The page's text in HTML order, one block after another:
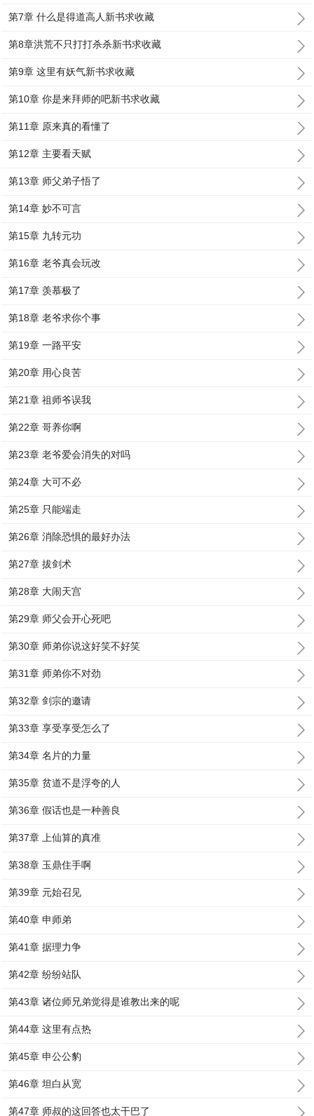
第7章 什么是得道高人新书求收藏
第8章洪荒不只打打杀杀新书求收藏
第9章 这里有妖气新书求收藏
第10章 你是来拜师的吧新书求收藏
第11章 原来真的看懂了
第12章 主要看天赋
第13章 师父弟子悟了
第14章 妙不可言
第15章 九转元功
第16章 老爷真会玩改
第17章 羡慕极了
第18章 老爷求你个事
第19章 一路平安
第20章 用心良苦
第21章 祖师爷误我
第22章 哥养你啊
第23章 老爷爱会消失的对吗
第24章 大可不必
第25章 只能端走
第26章 消除恐惧的最好办法
第27章 拔剑术
第28章 大闹天宫
第29章 师父会开心死吧
第30章 师弟你说这好笑不好笑
第31章 师弟你不对劲
第32章 剑宗的邀请
第33章 享受享受怎么了
第34章 名片的力量
第35章 贫道不是浮夸的人
第36章 假话也是一种善良
第37章 上仙算的真准
第38章 玉鼎住手啊
第39章 元始召见
第40章 申师弟
第41章 据理力争
第42章 纷纷站队
第43章 诸位师兄弟觉得是谁教出来的呢
第44章 这里有点热
第45章 申公公豹
第46章 坦白从宽
第47章 师叔的这回答也太干巴了